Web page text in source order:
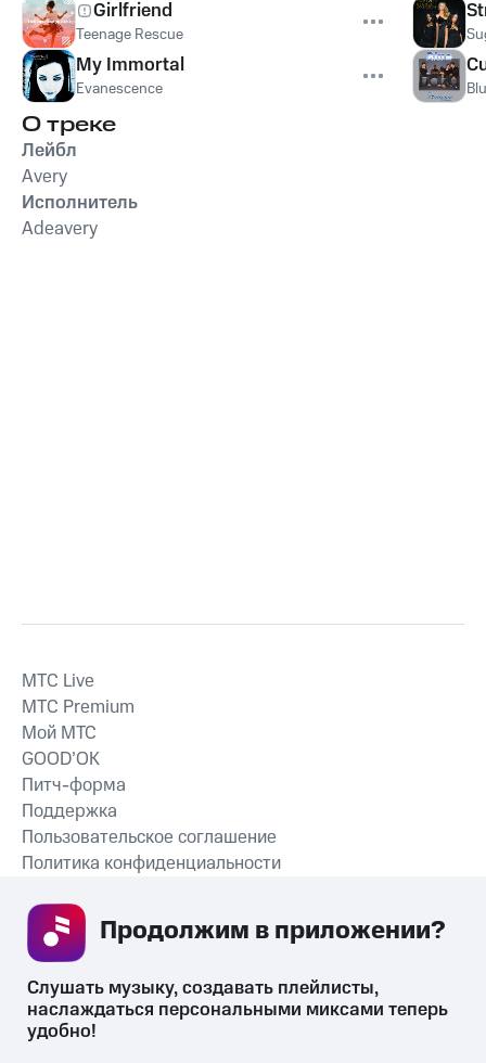
Girlfriend
Teenage Rescue
My Immortal
Evanescence
О треке
Лейбл
Avery
Исполнитель
Adeavery
СКАЧАТЬ ПРИЛОЖЕНИЕ
MTС Live
MTС Premium
Мой МТС
GOOD’OK
Питч-форма
Поддержка
Пользовательское соглашение
Политика конфиденциальности
Слушать музыку, создавать плейлисты,
наслаждаться персональными миксами теперь
удобно!